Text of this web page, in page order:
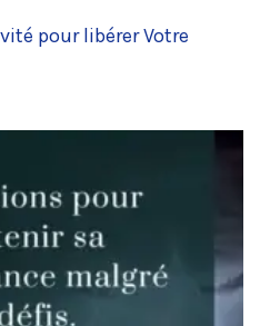
pour libérer Votre